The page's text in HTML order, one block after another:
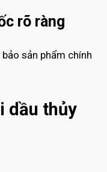
rõ ràng
sản phẩm chính
dầu thủy